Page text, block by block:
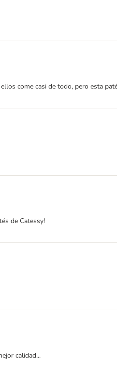
come casi de todo, pero esta
de Catessy!
calidad...